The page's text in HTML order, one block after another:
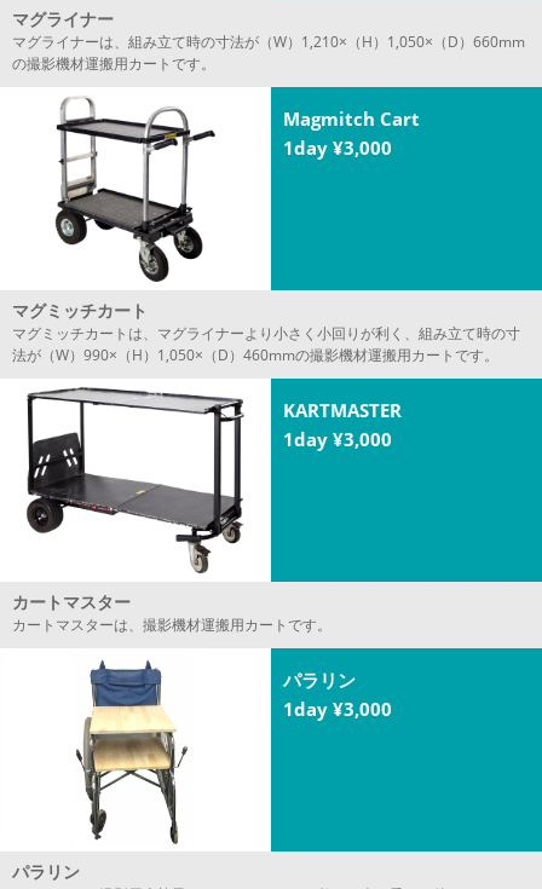
マグライナー
マグライナーは、組み立て時の寸法が（W）1,210×（H）1,050×（D）660mm
の撮影機材運搬用カートです。
Magmitch Cart
1day ¥3,000
マグミッチカート
マグミッチカートは、マグライナーより小さく小回りが利く、組み立て時の寸
法が（W）990×（H）1,050×（D）460mmの撮影機材運搬用カートです。
KARTMASTER
1day ¥3,000
カートマスター
カートマスターは、撮影機材運搬用カートです。
パラリン
1day ¥3,000
パラリン